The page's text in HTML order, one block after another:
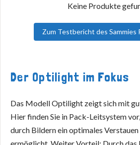
Keine Produkte
Zum Testbericht des Sammies
Der Optilight im Fokus
Das Modell Optilight zeigt sich mit
Hier finden Sie in Pack-Leitsystem
durch Bildern ein optimales
ermöglicht. Weiter Vorteil: Durch das